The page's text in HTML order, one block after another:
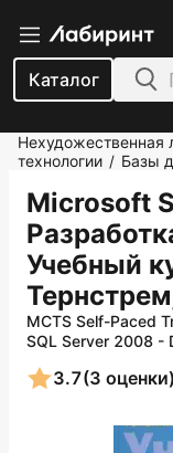
Каталог
Нехудожественная
технологии / Базы
Microsoft
Учебный
MCTS Self-Paced
SQL Server 2008 -
3.7(3 оценки)